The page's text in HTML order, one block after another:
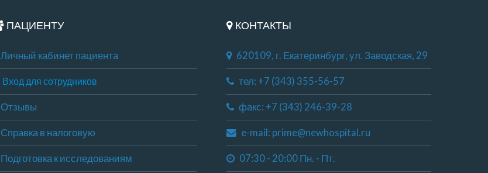
ПАЦИЕНТУ
Личный кабинет пациента
Вход для сотрудников
Отзывы
Справка в налоговую
Подготовка к исследованиям
КОНТАКТЫ
620109, г. Екатеринбург, ул. Заводская, 29
тел: +7 (343) 355-56-57
факс: +7 (343) 246-39-28
e-mail: prime@newhospital.ru
07:30 - 20:00 Пн. - Пт.